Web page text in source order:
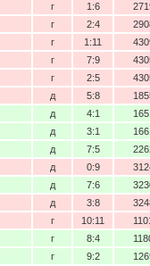
г 1:6
г 2:4
г 1:11
г 7:9
г 2:5
д 5:8
д 4:1
д 3:1
д 7:5
д 0:9
д 7:6
д 3:8
г 10:11
г 8:4
г 9:2